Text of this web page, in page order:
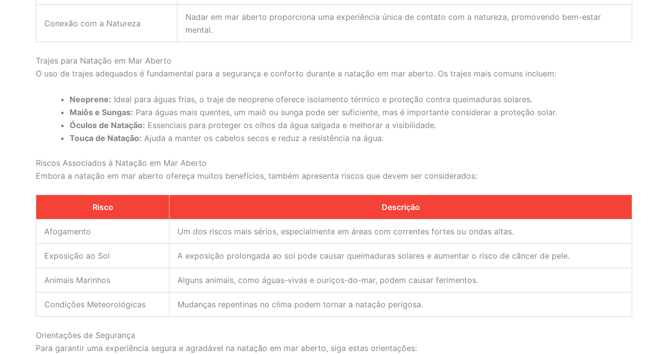
Conexão com a Natureza
Nadar em mar aberto proporciona uma experiência única de contato com a natureza, promovendo bem-estar
mental.
Trajes para Natação em Mar Aberto
O uso de trajes adequados é fundamental para a segurança e conforto durante a natação em mar aberto. Os trajes mais comuns incluem:
Neoprene: Ideal para águas frias, o traje de neoprene oferece isolamento térmico e proteção contra queimaduras solares.
Maiôs e Sungas: Para águas mais quentes, um maiô ou sunga pode ser suficiente, mas é importante considerar a proteção solar.
Óculos de Natação: Essenciais para proteger os olhos da água salgada e melhorar a visibilidade.
Touca de Natação: Ajuda a manter os cabelos secos e reduz a resistência na água.
Riscos Associados à Natação em Mar Aberto
Embora a natação em mar aberto ofereça muitos benefícios, também apresenta riscos que devem ser considerados:
Risco Descrição
Afogamento Um dos riscos mais sérios, especialmente em áreas com correntes fortes ou ondas altas.
Exposição ao Sol A exposição prolongada ao sol pode causar queimaduras solares e aumentar o risco de câncer de pele.
Animais Marinhos Alguns animais, como águas-vivas e ouriços-do-mar, podem causar ferimentos.
Condições Meteorológicas Mudanças repentinas no clima podem tornar a natação perigosa.
Orientações de Segurança
Para garantir uma experiência segura e agradável na natação em mar aberto, siga estas orientações: